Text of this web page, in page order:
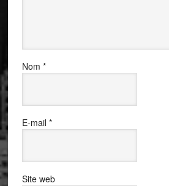
Nom *
E-mail *
Site web